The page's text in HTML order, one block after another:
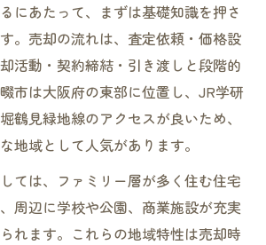
が嫌がる対応をしないための心得
不動産売却を進めるポイント解説
応が光る不動産売却のポイント
る不動産売却の担当者を見極める
却で大切な対応の丁寧さと透明性
うがいい不動産屋の特徴を知る重
にあたって、まずは基礎知識を押さ
。売却の流れは、査定依頼・価格設
活動・契約締結・引き渡しと段階的
市は大阪府の東部に位置し、JR学研
鶴見緑地線のアクセスが良いため、
地域として人気があります。
ては、ファミリー層が多く住む住宅
周辺に学校や公園、商業施設が充実
れます。これらの地域特性は売却時